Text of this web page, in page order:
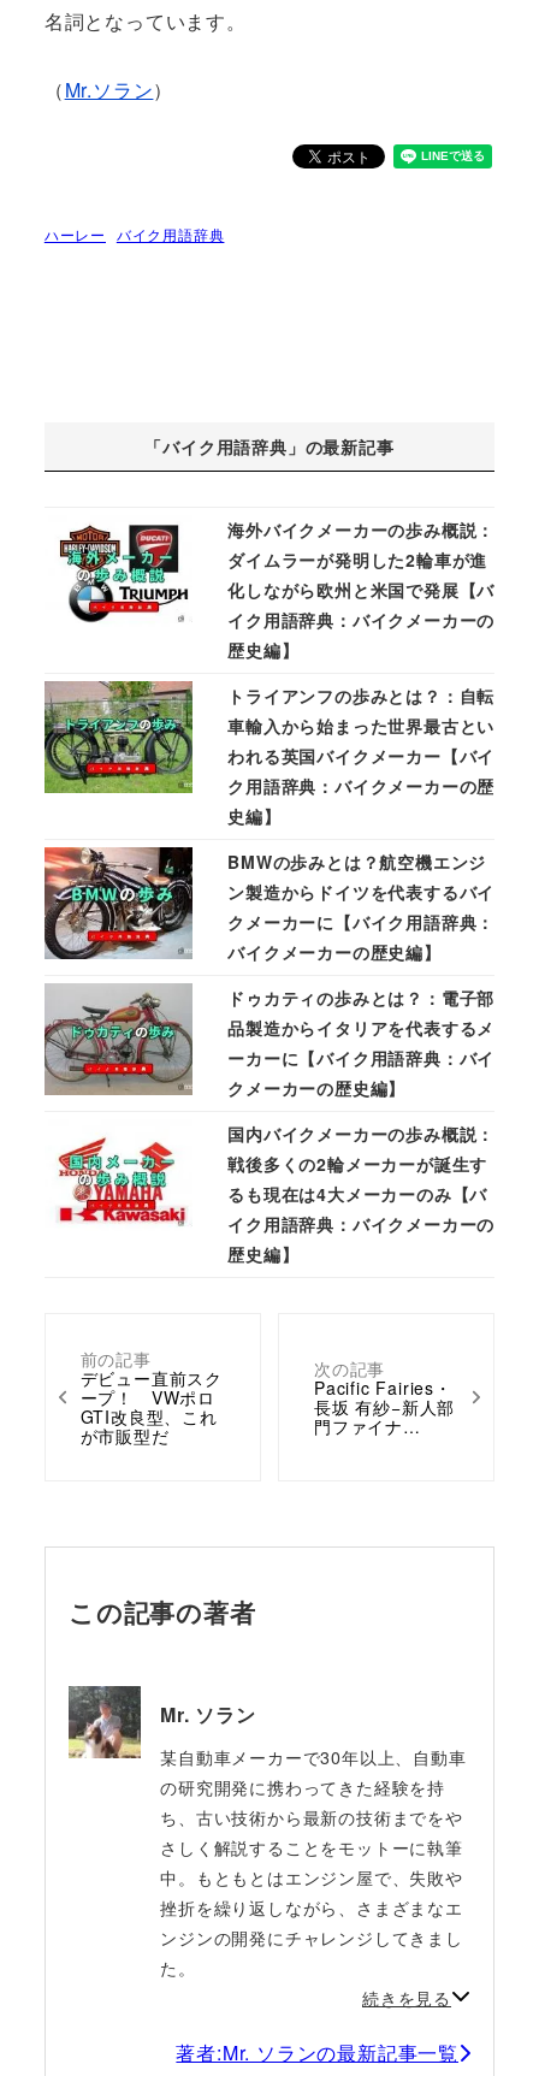
名詞となっています。
（Mr.ソラン）
ハーレー バイク用語辞典
前の記事
デビュー直前スク
ープ！ VWポロ
GTI改良型、これ
が市販型だ
次の記事
Pacific Fairies・
長坂 有紗−新人部
門ファイナ…
「バイク用語辞典」の最新記事
海外バイクメーカーの歩み概説：
ダイムラーが発明した2輪車が進
化しながら欧州と米国で発展【バ
イク用語辞典：バイクメーカーの
歴史編】
トライアンフの歩みとは？：自転
車輸入から始まった世界最古とい
われる英国バイクメーカー【バイ
ク用語辞典：バイクメーカーの歴
史編】
BMWの歩みとは？航空機エンジ
ン製造からドイツを代表するバイ
クメーカーに【バイク用語辞典：
バイクメーカーの歴史編】
ドゥカティの歩みとは？：電子部
品製造からイタリアを代表するメ
ーカーに【バイク用語辞典：バイ
クメーカーの歴史編】
国内バイクメーカーの歩み概説：
戦後多くの2輪メーカーが誕生す
るも現在は4大メーカーのみ【バ
イク用語辞典：バイクメーカーの
歴史編】
この記事の著者
Mr. ソラン
某自動車メーカーで30年以上、自動車
の研究開発に携わってきた経験を持
ち、古い技術から最新の技術までをや
さしく解説することをモットーに執筆
中。もともとはエンジン屋で、失敗や
挫折を繰り返しながら、さまざまなエ
ンジンの開発にチャレンジしてきまし
た。
続きを見る
著者:Mr. ソランの最新記事一覧